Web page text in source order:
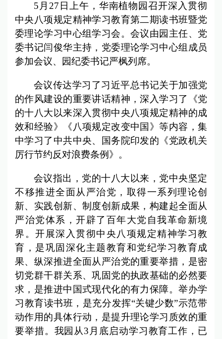
5 月27日上午，华南植物园召开深入贯彻
中央八项规定精神学习教育第二期读书班暨党
委理论学习中心组学习会。会议由园主任、党
委书记闫俊华主持，党委理论学习中心组成员
参加会议、园纪委书记严枫列席。
会议传达学习了习近平总书记关于加强党
的作风建设的重要讲话精神，深入学习了《党
的十八大以来深入贯彻中央八项规定精神的成
效和经验》《八项规定改变中国》等内容，集
中学习了中共中央、国务院印发的《党政机关
厉行节约反对浪费条例》。
会议指出，党的十八大以来，党中央坚定
不移推进全面从严治党，取得一系列理论创
新、实践创新、制度创新成果，构建起全面从
严治党体系，开辟了百年大党自我革命新境
界。开展深入贯彻中央八项规定精神学习教
育，是巩固深化主题教育和党纪学习教育成
果、纵深推进全面从严治党的重要举措，是密
切党群干群关系、巩固党的执政基础的必然要
求，是推进中国式现代化的有力保障。举办学
习教育读书班，是充分发挥“关键少数”示范带
动作用的具体行动，是提升理论学习质效的重
要举措。我园从3月底启动学习教育工作，已